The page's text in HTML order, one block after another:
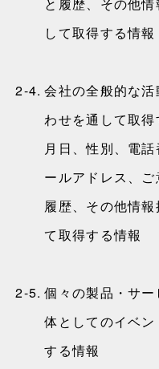
して取得する情報
2-4. 会社の全般的な
わせを通して取
月日、性別、電
ールアドレス、
履歴、その他情
て取得する情報
2-5. 個々の製品・サ
体としてのイベ
する情報